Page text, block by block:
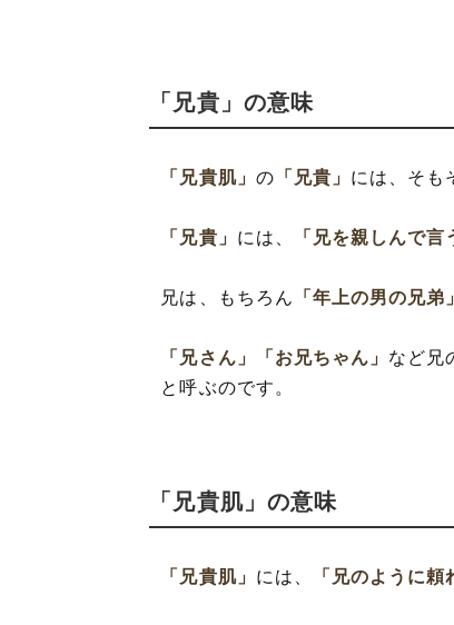
「兄貴」の意味
「兄貴肌」 の 「兄貴」 には、そも
「兄貴」 には、 「兄を親しんで言
兄は、もちろん 「年上の男の兄弟」
「兄さん」 「お兄ちゃん」 など兄
と呼ぶのです。
「兄貴肌」の意味
「兄貴肌」 には、 「兄のように頼